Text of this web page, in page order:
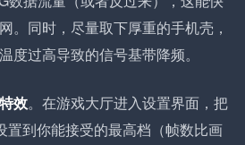
。同时，尽量取下厚重的手机壳，
度过高导致的信号基带降频。
效。在游戏大厅进入设置界面，把
置到你能接受的最高档（帧数比画